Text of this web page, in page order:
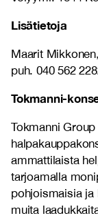
Lisätietoja
Maarit
puh. 040 562
Tokmanni-
Tokmanni
ammattilaista
tarjoamalla
pohjoismaisia ja
muita